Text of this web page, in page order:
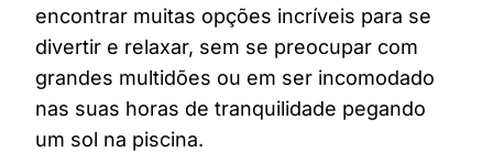
encontrar muitas opções incríveis para se
divertir e relaxar, sem se preocupar com
grandes multidões ou em ser incomodado
nas suas horas de tranquilidade pegando
um sol na piscina.